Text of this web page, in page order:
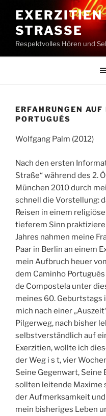
Inhalt
springen
EXERZITIEN
STRASSE
Respektvolles Hören und
ERFAHRUNGEN
PORTUGUÉS
Wolfgang Palm (2012)
Nach den ersten
Straße“ während des 2.
München 2010 durch
schnell die Vorstellung:
Reisen in einem
tieferem Sinn
Jahres nahmen meine
Paar in Berlin an einem
mein Aufbruch heuer
dem Caminho
de Compostela unter
meines 60. Geburtstags
mich nach einer
Pilgerweg, nach bisher
selbstverständlich auf
Exerzitien, wollte ich
der Weg i s t, vier
Seine Gegenwart, Seine
sollten leitende Maxime
der Aufmerksamkeit
mein bisheriges Leben